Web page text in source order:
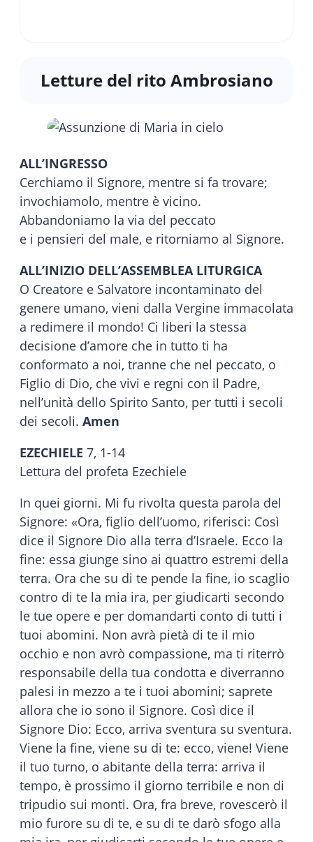
Letture del rito Ambrosiano
ALL’INGRESSO
Cerchiamo il Signore, mentre si fa trovare;
invochiamolo, mentre è vicino.
Abbandoniamo la via del peccato
e i pensieri del male, e ritorniamo al Signore.
ALL’INIZIO DELL’ASSEMBLEA LITURGICA
O Creatore e Salvatore incontaminato del
genere umano, vieni dalla Vergine immacolata
a redimere il mondo! Ci liberi la stessa
decisione d’amore che in tutto ti ha
conformato a noi, tranne che nel peccato, o
Figlio di Dio, che vivi e regni con il Padre,
nell’unità dello Spirito Santo, per tutti i secoli
dei secoli. Amen
EZECHIELE 7, 1-14
Lettura del profeta Ezechiele
In quei giorni. Mi fu rivolta questa parola del
Signore: «Ora, figlio dell’uomo, riferisci: Così
dice il Signore Dio alla terra d’Israele. Ecco la
fine: essa giunge sino ai quattro estremi della
terra. Ora che su di te pende la fine, io scaglio
contro di te la mia ira, per giudicarti secondo
le tue opere e per domandarti conto di tutti i
tuoi abomini. Non avrà pietà di te il mio
occhio e non avrò compassione, ma ti riterrò
responsabile della tua condotta e diverranno
palesi in mezzo a te i tuoi abomini; saprete
allora che io sono il Signore. Così dice il
Signore Dio: Ecco, arriva sventura su sventura.
Viene la fine, viene su di te: ecco, viene! Viene
il tuo turno, o abitante della terra: arriva il
tempo, è prossimo il giorno terribile e non di
tripudio sui monti. Ora, fra breve, rovescerò il
mio furore su di te, e su di te darò sfogo alla